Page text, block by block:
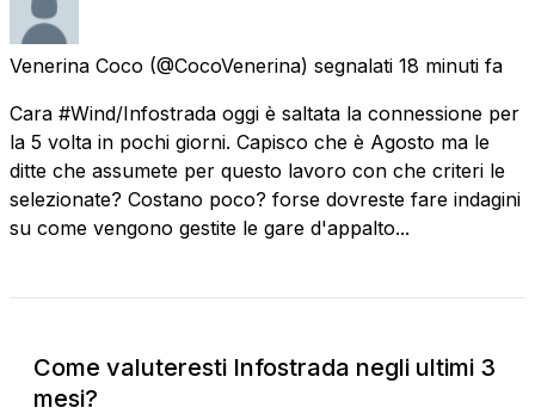
Venerina Coco (@CocoVenerina) segnalati 18 minuti fa
Cara #Wind/Infostrada oggi è saltata la connessione per
la 5 volta in pochi giorni. Capisco che è Agosto ma le
ditte che assumete per questo lavoro con che criteri le
selezionate? Costano poco? forse dovreste fare indagini
su come vengono gestite le gare d'appalto...
Come valuteresti Infostrada negli ultimi 3
mesi?